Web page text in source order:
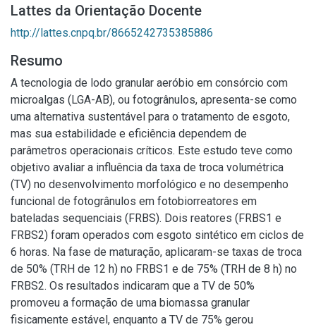
Lattes da Orientação Docente
http://lattes.cnpq.br/8665242735385886
Resumo
A tecnologia de lodo granular aeróbio em consórcio com
microalgas (LGA-AB), ou fotogrânulos, apresenta-se como
uma alternativa sustentável para o tratamento de esgoto,
mas sua estabilidade e eficiência dependem de
parâmetros operacionais críticos. Este estudo teve como
objetivo avaliar a influência da taxa de troca volumétrica
(TV) no desenvolvimento morfológico e no desempenho
funcional de fotogrânulos em fotobiorreatores em
bateladas sequenciais (FRBS). Dois reatores (FRBS1 e
FRBS2) foram operados com esgoto sintético em ciclos de
6 horas. Na fase de maturação, aplicaram-se taxas de troca
de 50% (TRH de 12 h) no FRBS1 e de 75% (TRH de 8 h) no
FRBS2. Os resultados indicaram que a TV de 50%
promoveu a formação de uma biomassa granular
fisicamente estável, enquanto a TV de 75% gerou